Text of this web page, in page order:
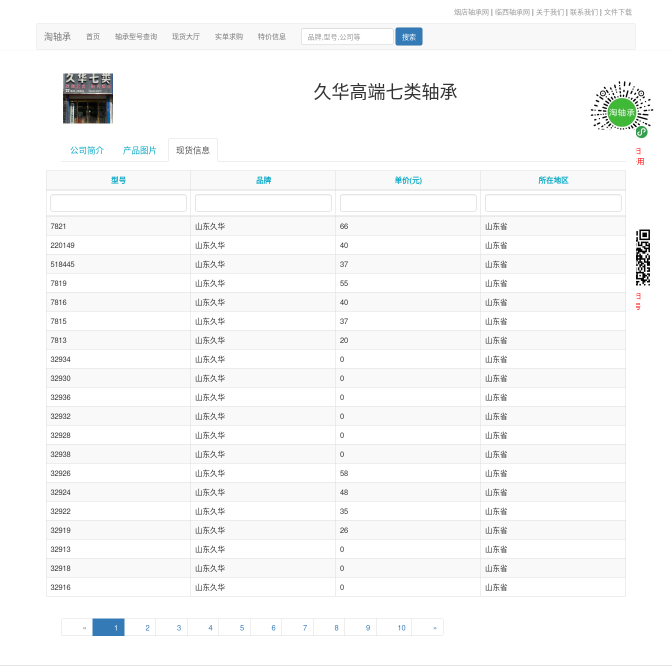
烟店轴承网 | 临西轴承网 | 关于我们 | 联系我们 | 文件下载
淘轴承 首页 (current)轴承型号查询 现货大厅 实单求购 特价信息 搜索
微信扫一扫
关注公众号
微信扫一扫
小程序更好用
久华高端七类轴承
公司简介 产品图片 现货信息
型号 品牌 单价(元) 所在地区
7821 山东久华 66
山东省
220149
山东久华 40
山东省
518445
山东久华 37
山东省
7819
山东久华 55
山东省
7816
山东久华 40
山东省
7815
山东久华 37
山东省
7813
山东久华 20
山东省
32934
山东久华 0
山东省
32930
山东久华 0
山东省
32936
山东久华 0
山东省
32932
山东久华 0
山东省
32928
山东久华 0
山东省
32938
山东久华 0
山东省
32926
山东久华 58
山东省
32924
山东久华 48
山东省
32922
山东久华 35
山东省
32919
山东久华 26
山东省
32913
山东久华 0
山东省
32918
山东久华 0
山东省
32916
山东久华 0 山东省
« 1 2 3 4 5 6 7 8 9 10 »